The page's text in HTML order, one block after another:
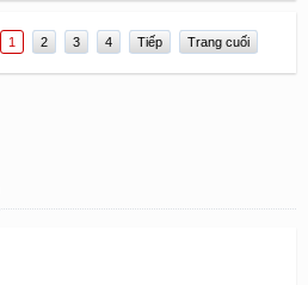
1 2 3 4 Tiếp Trang cuối